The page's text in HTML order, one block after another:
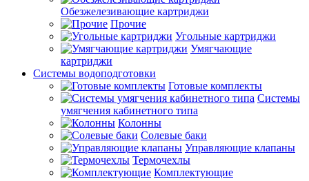
Обезжелезивающие картриджи
Прочие
Угольные картриджи
Умягчающие
картриджи
Системы водоподготовки
Готовые комплекты
Системы
умягчения кабинетного типа
Колонны
Солевые баки
Управляющие клапаны
Термочехлы
Комплектующие